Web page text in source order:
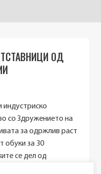
ОД
индустриско
со Здружението на
за одржлив раст
обуки за 30
се дел од
и ефикасноста